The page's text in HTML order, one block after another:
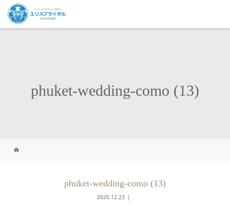
phuket-wedding-como (13)
phuket-wedding-como (13)
2020.12.23